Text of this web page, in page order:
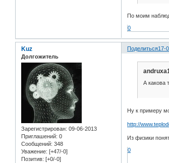
По моим
0
Поделиться17-
Kuz
Долгожитель
Зарегистрирован: 09-06-2013
Приглашений: 0
Сообщений: 348
Уважение: [+47/-0]
Позитив: [+0/-0]
А какова
Ну к примеру
http://
Из физики
0